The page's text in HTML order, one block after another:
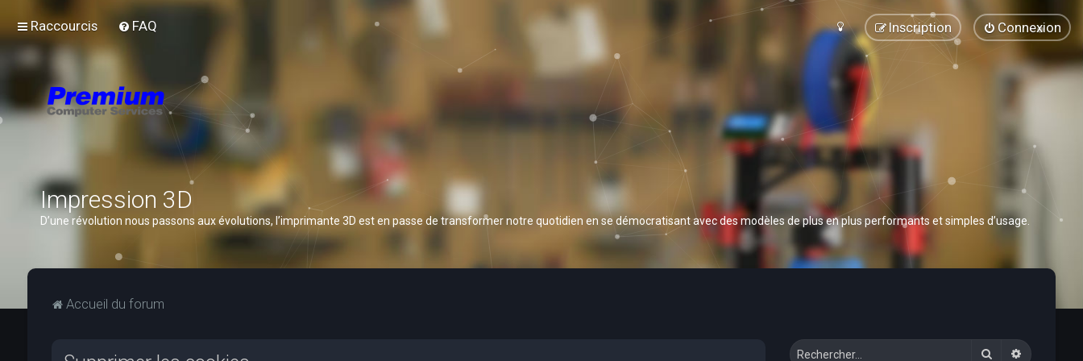
Raccourcis FAQ Connexion
Inscription
Impression 3D
D’une révolution nous passons aux évolutions, l’imprimante 3D est en passe de transformer notre quotidien en se démocratisant avec des modèles de plus en plus performants et simples d’usage.
Accueil du forum
Rechercher